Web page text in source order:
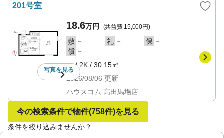
201号室
写真を見る
18.6万円 (共益費 15,000円)
敷 － 礼 － 保 －
償 －
－/2K / 30.15㎡
2026/08/06 更新
ハウスコム 高田馬場店
今の検索条件で物件(758件)を見る
条件を絞り込みませんか？